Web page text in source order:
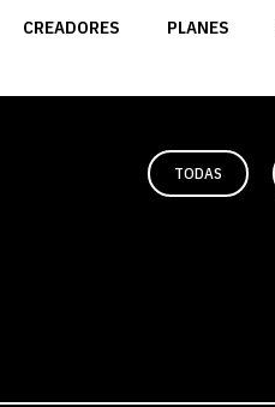
CREADORES PLANES
TODAS